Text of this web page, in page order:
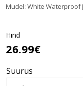
Mudel: White Waterproof
Hind
26.99€
Suurus